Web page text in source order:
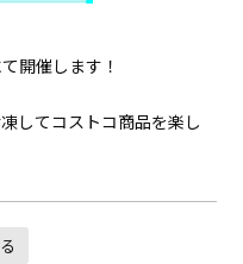
開催します！
してコストコ商品を楽し